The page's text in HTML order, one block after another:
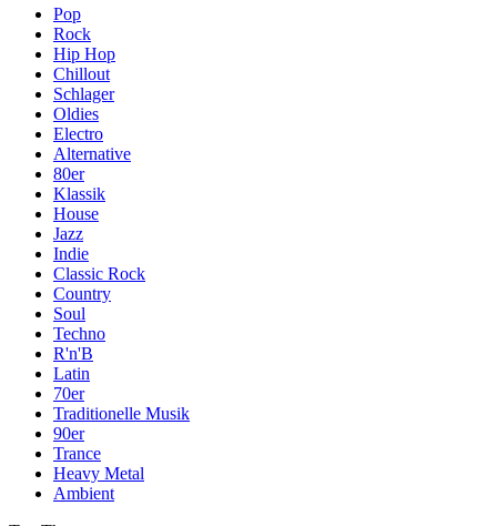
Pop
Rock
Hip Hop
Chillout
Schlager
Oldies
Electro
Alternative
80er
Klassik
House
Jazz
Indie
Classic Rock
Country
Soul
Techno
R'n'B
Latin
70er
Traditionelle Musik
90er
Trance
Heavy Metal
Ambient